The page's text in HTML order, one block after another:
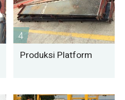
4
Produksi Platform